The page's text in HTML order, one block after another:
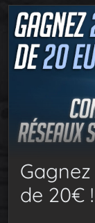
de 20€ !